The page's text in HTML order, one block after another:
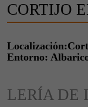
CORTIJO
Entorno:
LERÍA DE